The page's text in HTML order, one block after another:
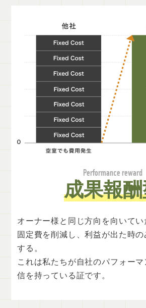
成果報
Performance reward
オーナー様と同じ方向を向いてい
固定費を削減し、利益が出た時
する。
これは私たちが自社のパフォー
信を持っている証です。